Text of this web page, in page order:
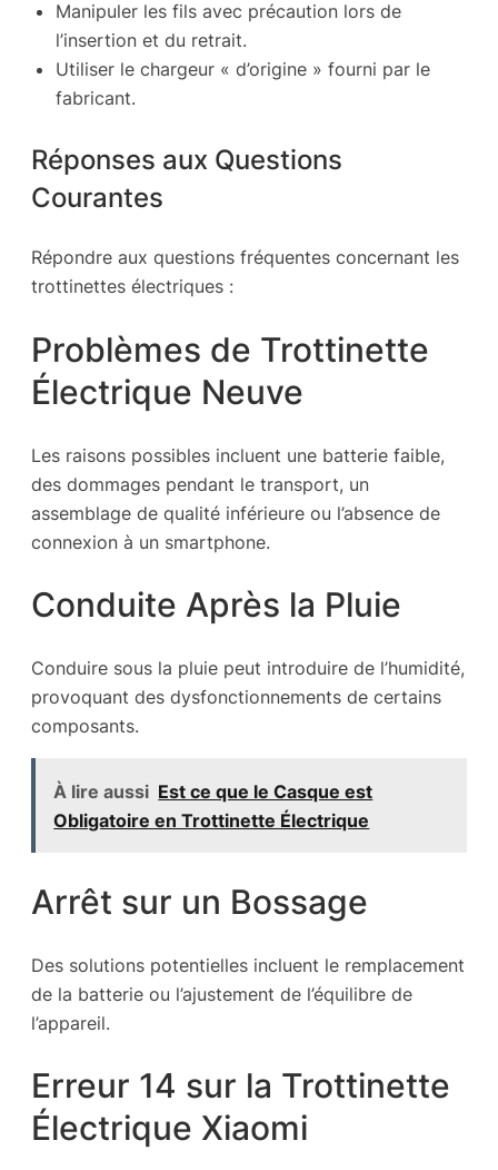
Manipuler les fils avec précaution lors de
l’insertion et du retrait.
Utiliser le chargeur « d’origine » fourni par le
fabricant.
Réponses aux Questions
Courantes
Répondre aux questions fréquentes concernant les
trottinettes électriques :
Problèmes de Trottinette
Électrique Neuve
Les raisons possibles incluent une batterie faible,
des dommages pendant le transport, un
assemblage de qualité inférieure ou l’absence de
connexion à un smartphone.
Conduite Après la Pluie
Conduire sous la pluie peut introduire de l’humidité,
provoquant des dysfonctionnements de certains
composants.
À lire aussi Est ce que le Casque est
Obligatoire en Trottinette Électrique
Arrêt sur un Bossage
Des solutions potentielles incluent le remplacement
de la batterie ou l’ajustement de l’équilibre de
l’appareil.
Erreur 14 sur la Trottinette
Électrique Xiaomi